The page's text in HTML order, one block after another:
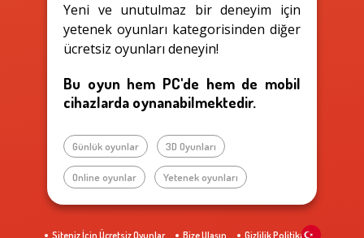
Yeni ve unutulmaz bir deneyim için
yetenek oyunları kategorisinden diğer
ücretsiz oyunları deneyin!
Bu oyun hem PC'de hem de mobil
cihazlarda oynanabilmektedir.
Günlük oyunlar 3D Oyunları
Online oyunlar Yetenek oyunları
Siteniz İçin Ücretsiz Oyunlar Bize Ulaşın Gizlilik Politikası